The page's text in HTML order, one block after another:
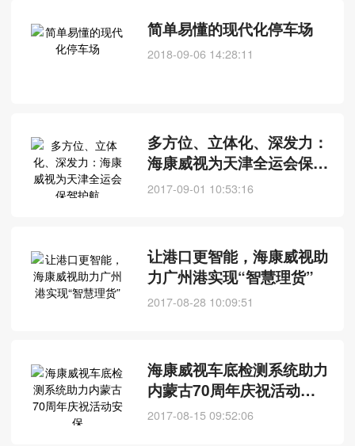
简单易懂的现代化停车场
2018-09-06 14:28:11
多方位、立体化、深发力：
海康威视为天津全运会保驾
护航
2017-09-01 10:53:16
让港口更智能，海康威视助
力广州港实现“智慧理货”
2017-08-28 10:09:51
海康威视车底检测系统助力
内蒙古70周年庆祝活动安
保
2017-08-15 09:52:06